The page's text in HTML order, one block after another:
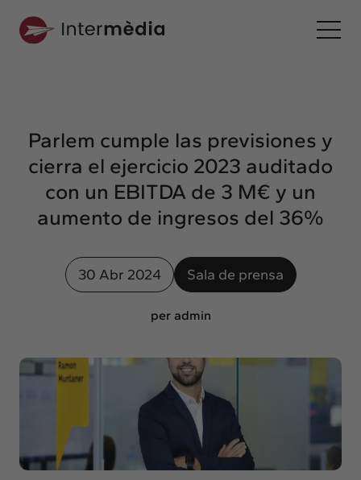
Interconexión
Nuestros servicios
Interacción
Proyectos
Intermèdia
Confidencial
Insights
Actualidad
Intercambio
Contacto
Parlem cumple las previsiones y
cierra el ejercicio 2023 auditado
con un EBITDA de 3 M€ y un
aumento de ingresos del 36%
30 Abr 2024 Sala de prensa
per admin